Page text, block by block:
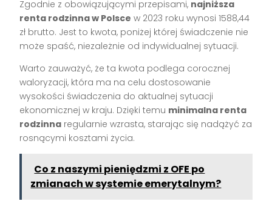
Zgodnie z obowiązującymi przepisami, najniższa
renta rodzinna w Polsce w 2023 roku wynosi 1588,44
zł brutto. Jest to kwota, poniżej której świadczenie nie
może spaść, niezależnie od indywidualnej sytuacji.
Warto zauważyć, że ta kwota podlega corocznej
waloryzacji, która ma na celu dostosowanie
wysokości świadczenia do aktualnej sytuacji
ekonomicznej w kraju. Dzięki temu minimalna renta
rodzinna regularnie wzrasta, starając się nadążyć za
rosnącymi kosztami życia.
Co z naszymi pieniędzmi z OFE po
zmianach w systemie emerytalnym?